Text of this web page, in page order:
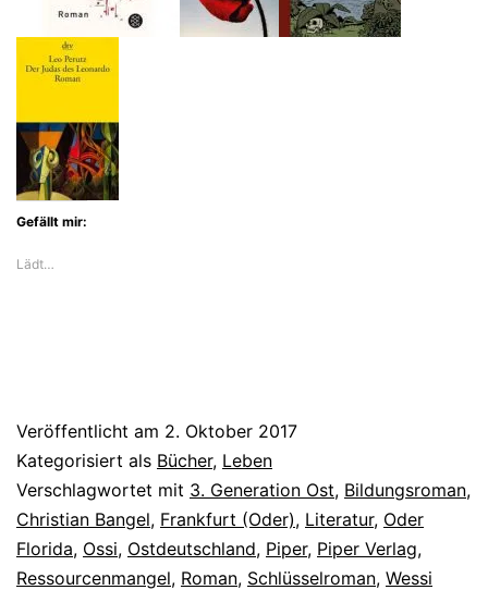
Bildungsroman
von
Bangel
Gefällt mir:
Lädt…
Veröffentlicht am 2. Oktober 2017
Kategorisiert als Bücher, Leben
Verschlagwortet mit 3. Generation Ost, Bildungsroman,
Christian Bangel, Frankfurt (Oder), Literatur, Oder
Florida, Ossi, Ostdeutschland, Piper, Piper Verlag,
Ressourcenmangel, Roman, Schlüsselroman, Wessi